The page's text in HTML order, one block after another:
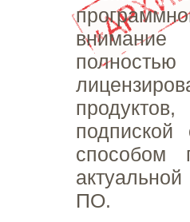
внимание
подпиской
способом
ПО.